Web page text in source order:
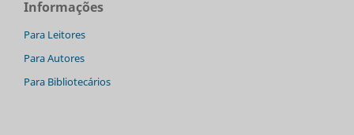
Informações
Para Leitores
Para Autores
Para Bibliotecários